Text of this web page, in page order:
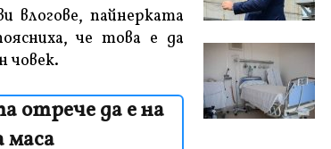
влогове, пайнерката
че това е да
човек.
отрече да е на
маса